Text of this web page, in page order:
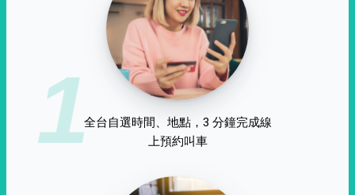
1全台自選時間、地點，3 分鐘完成線
上預約叫車